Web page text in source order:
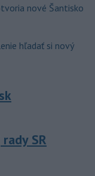
nové Šantisko
hľadať si nový
SR